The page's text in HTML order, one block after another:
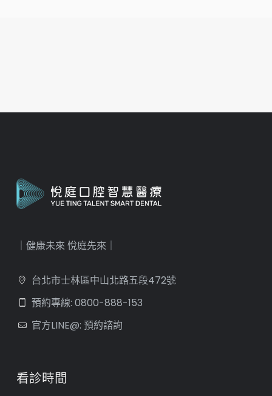
｜健康未來 悅庭先來｜
台北市士林區中山北路五段472號
預約專線: 0800-888-153
官方LINE@: 預約諮詢
看診時間